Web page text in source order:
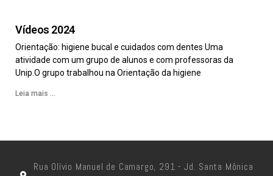
Vídeos 2024
Orientação: higiene bucal e cuidados com dentes Uma
atividade com um grupo de alunos e com professoras da
Unip.O grupo trabalhou na Orientação da higiene
Leia mais ...
Rua Olívio Manuel de Camargo, 291 - Jd. Santa Mônica